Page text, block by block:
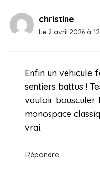
christine
Le 2 avril 2026 à
Enfin un véhicule
sentiers battus !
vouloir bousculer
monospace
vrai.
Répondre